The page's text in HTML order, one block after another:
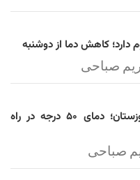
دارد؛ کاهش دما از دوشنبه
صباحی
هشدار هواشناسی خوزستان؛ دمای ۵۰ درجه در راه
صباحی